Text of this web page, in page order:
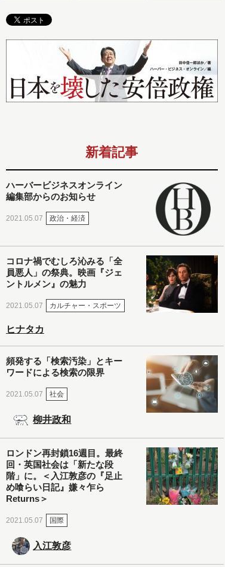
新着記事
ハーバービジネスオンライン
編集部からのお知らせ
2021.05.07 政治・経済
コロナ禍でむしろ沁みる「全
員悪人」の祭典。映画『ジェ
ントルメン』の魅力
2021.05.07 カルチャー・スポーツ
ヒナタカ
頻発する「検索汚染」とキー
ワードによる検索の限界
2021.05.07 社会
柳井政和
ロンドン再封鎖16週目。最終
回・英国社会は「新たな段
階」に。＜入江敦彦の『足止
め喰らい日記』嫌々乍ら
Returns＞
2021.05.07 国際
入江敦彦